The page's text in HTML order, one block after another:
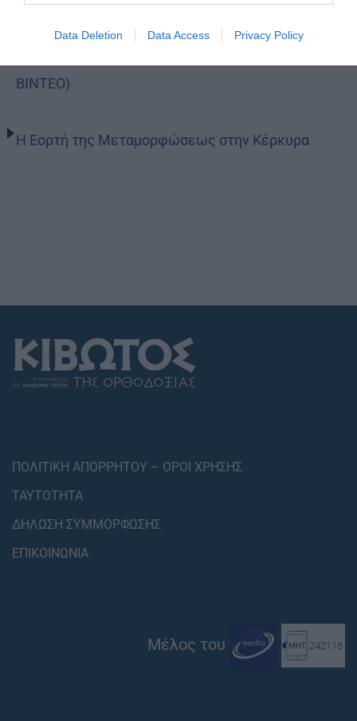
Data Deletion Data Access Privacy Policy
Η Καστοριά τίμησε τον προστάτη των παιδιών
ΒΙΝΤΕΟ)
Η Εορτή της Μεταμορφώσεως στην Κέρκυρα
ΠΟΛΙΤΙΚΗ ΑΠΟΡΡΗΤΟΥ – ΟΡΟΙ ΧΡΗΣΗΣ
ΤΑΥΤΟΤΗΤΑ
ΔΗΛΩΣΗ ΣΥΜΜΟΡΦΩΣΗΣ
ΕΠΙΚΟΙΝΩΝΙΑ
Μέλος του